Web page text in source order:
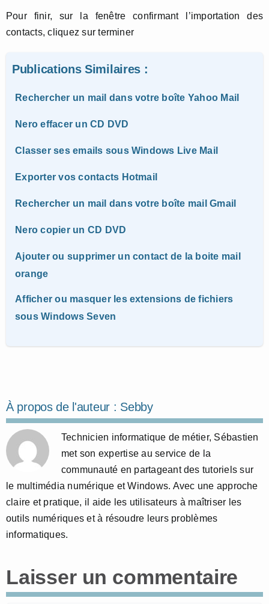
Pour finir, sur la fenêtre confirmant l’importation des
contacts, cliquez sur terminer
Publications Similaires :
Rechercher un mail dans votre boîte Yahoo Mail
Nero effacer un CD DVD
Classer ses emails sous Windows Live Mail
Exporter vos contacts Hotmail
Rechercher un mail dans votre boîte mail Gmail
Nero copier un CD DVD
Ajouter ou supprimer un contact de la boite mail
orange
Afficher ou masquer les extensions de fichiers
sous Windows Seven
À propos de l'auteur : Sebby
Technicien informatique de métier, Sébastien
met son expertise au service de la
communauté en partageant des tutoriels sur
le multimédia numérique et Windows. Avec une approche
claire et pratique, il aide les utilisateurs à maîtriser les
outils numériques et à résoudre leurs problèmes
informatiques.
Laisser un commentaire